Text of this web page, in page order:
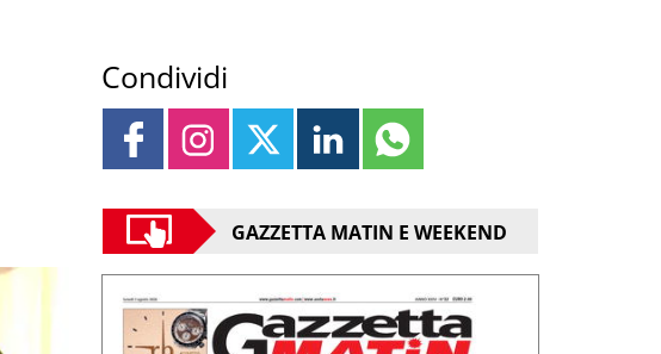
Condividi
GAZZETTA MATIN E WEEKEND